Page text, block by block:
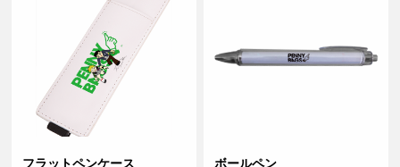
フラットペンケース ボールペン